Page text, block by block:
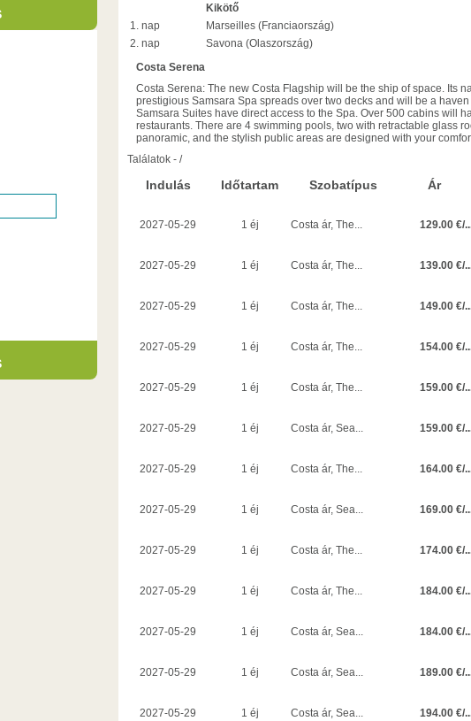
Kikötő
1. nap
Marseilles (Franciaország)
2. nap
Savona (Olaszország)
Costa Serena
Costa Serena: The new Costa Flagship will be the ship of space. Its
prestigious Samsara Spa spreads over two decks and will be a
Samsara Suites have direct access to the Spa. Over 500 cabins will
restaurants. There are 4 swimming pools, two with retractable glass
panoramic, and the stylish public areas are designed with your
Találatok - /
Indulás Időtartam Szobatípus Ár
2027-05-29 1 éj Costa ár, The... 129.00 €/
2027-05-29 1 éj Costa ár, The... 139.00 €/
2027-05-29 1 éj Costa ár, The... 149.00 €/
2027-05-29 1 éj Costa ár, The... 154.00 €/
2027-05-29 1 éj Costa ár, The... 159.00 €/
2027-05-29 1 éj Costa ár, Sea... 159.00 €/
2027-05-29 1 éj Costa ár, The... 164.00 €/
2027-05-29 1 éj Costa ár, Sea... 169.00 €/
2027-05-29 1 éj Costa ár, The... 174.00 €/
2027-05-29 1 éj Costa ár, The... 184.00 €/
2027-05-29 1 éj Costa ár, Sea... 184.00 €/
2027-05-29 1 éj Costa ár, Sea... 189.00 €/
2027-05-29 1 éj Costa ár, Sea... 194.00 €/